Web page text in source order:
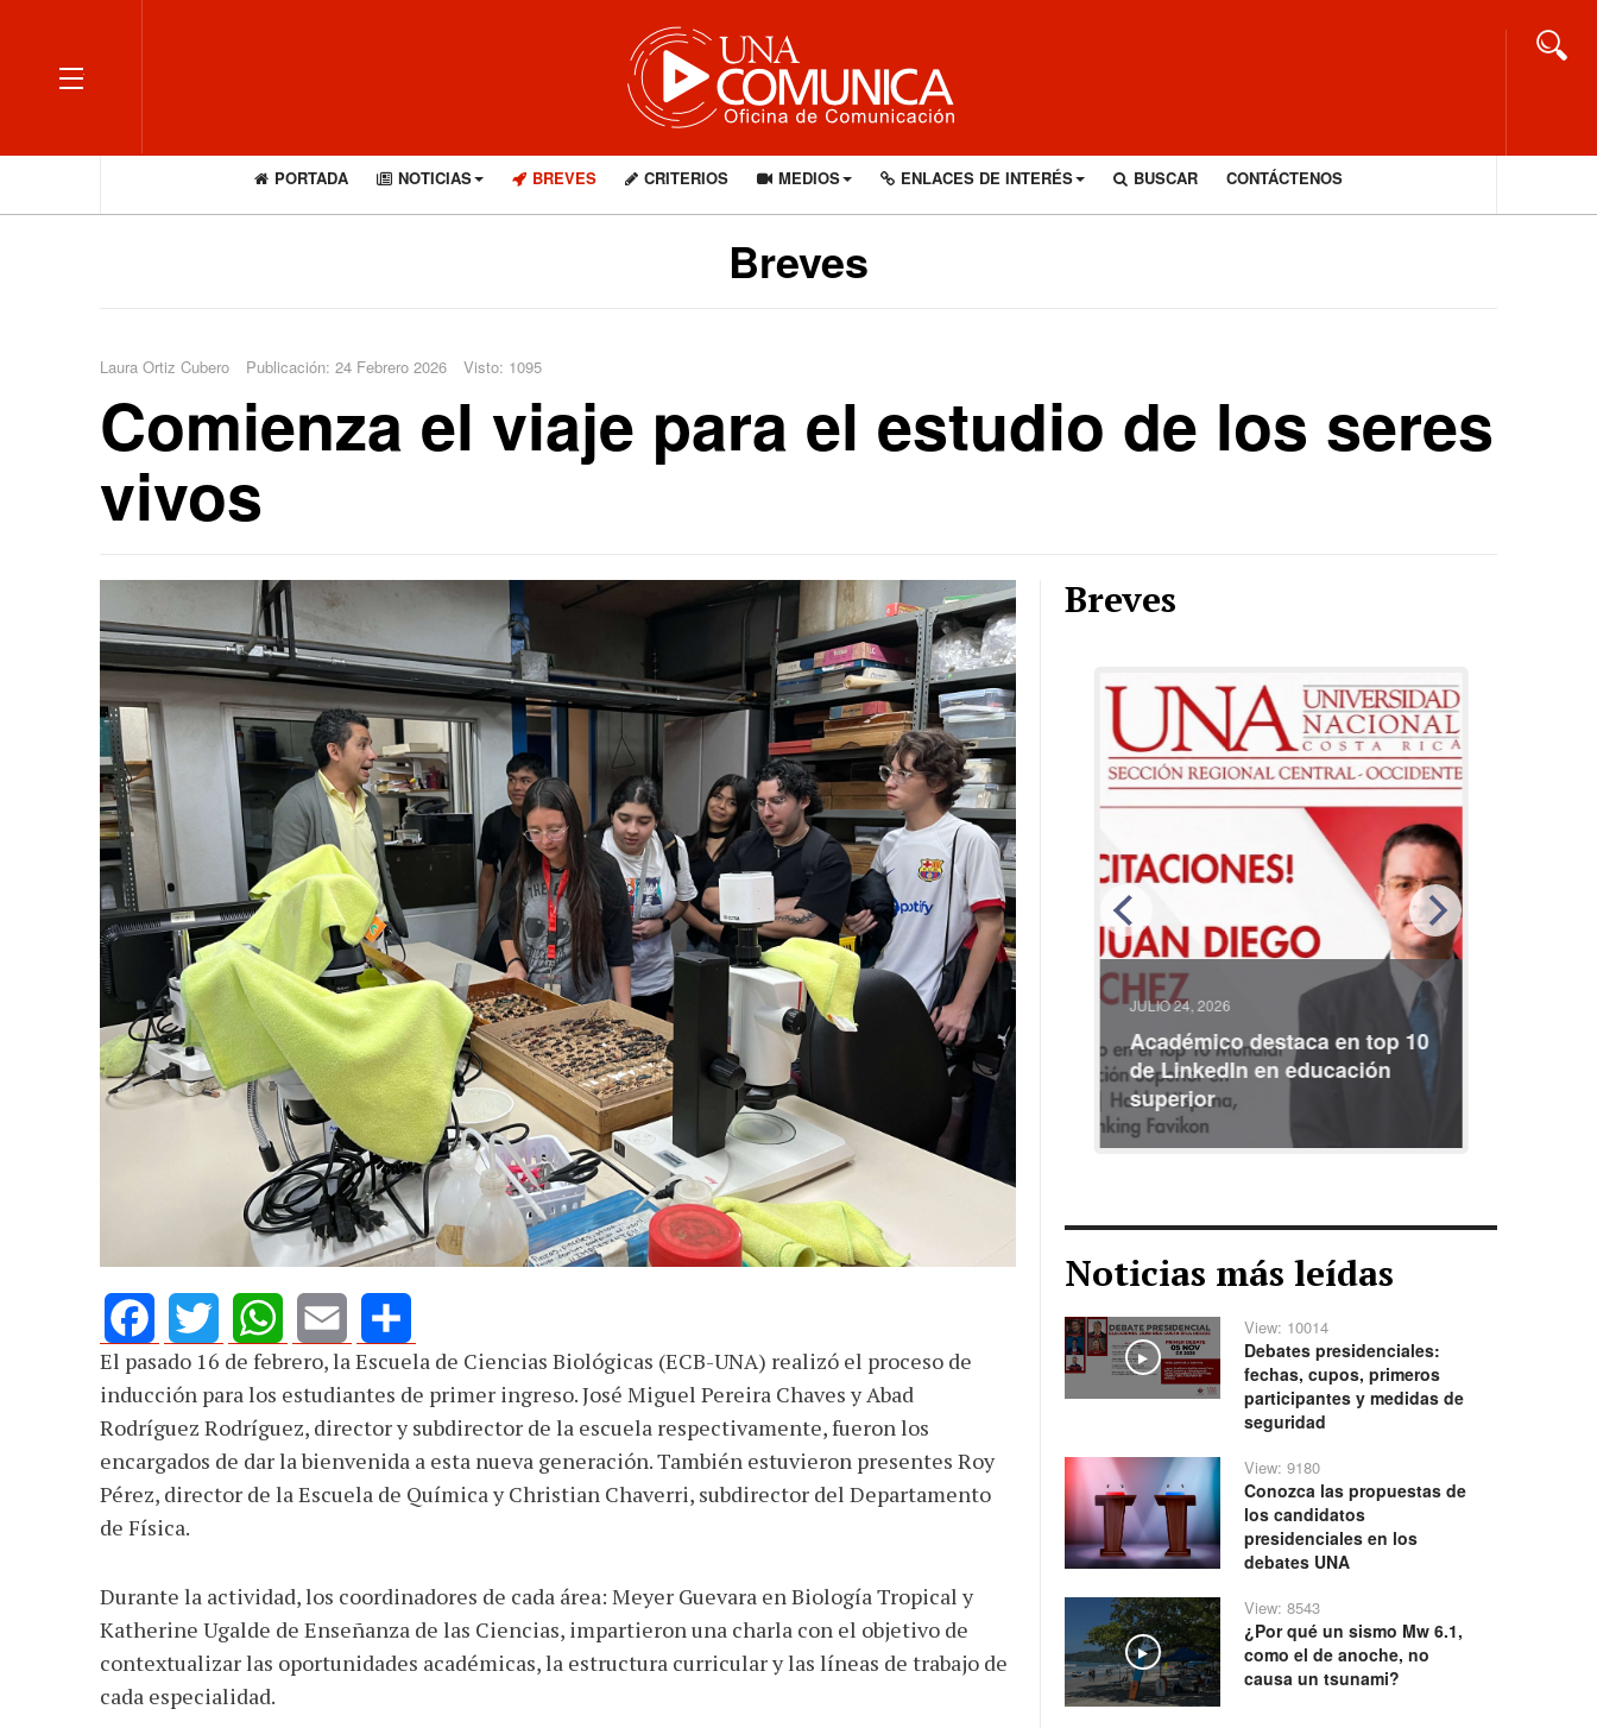
OFF CANVAS
PORTADA NOTICIAS BREVES CRITERIOS MEDIOS ENLACES DE INTERÉS BUSCAR CONTÁCTENOS
Breves
Laura Ortiz Cubero Publicación: 24 Febrero 2026 Visto: 1095
Comienza el viaje para el estudio de los seres
vivos
FacebookTwitterWhatsAppEmail Share
El pasado 16 de febrero, la Escuela de Ciencias Biológicas (ECB-UNA) realizó el proceso de
inducción para los estudiantes de primer ingreso. José Miguel Pereira Chaves y Abad
Rodríguez Rodríguez, director y subdirector de la escuela respectivamente, fueron los
encargados de dar la bienvenida a esta nueva generación. También estuvieron presentes Roy
Pérez, director de la Escuela de Química y Christian Chaverri, subdirector del Departamento
de Física.
Durante la actividad, los coordinadores de cada área: Meyer Guevara en Biología Tropical y
Katherine Ugalde de Enseñanza de las Ciencias, impartieron una charla con el objetivo de
contextualizar las oportunidades académicas, la estructura curricular y las líneas de trabajo de
cada especialidad.
Breves
AGOSTO 05, 2026
Consejo Universitario llama a
defender la democracia
JULIO 24, 2026
Rechazo al reparto desigual
de ganancias es mayor
cuando hubo esfuerzo
JULIO 24, 2026
Académico destaca en top 10
de LinkedIn en educación
superior
Noticias más leídas
Play
View: 10014
Debates presidenciales:
fechas, cupos, primeros
participantes y medidas de
seguridad
View: 9180
Conozca las propuestas de
los candidatos
presidenciales en los
debates UNA
Play
View: 8543
¿Por qué un sismo Mw 6.1,
como el de anoche, no
causa un tsunami?